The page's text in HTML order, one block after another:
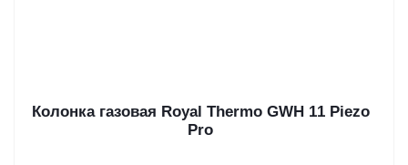
Колонка газовая Royal Thermo GWH 11 Piezo
Pro